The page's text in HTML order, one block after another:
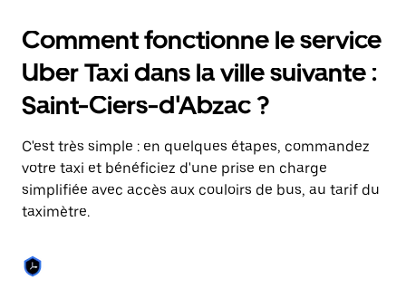
bas
pour
ouvrir
le
calendrier
et
une
date.
Appuyez
sur
la
pour
fermer
Comment fonctionne le service
Uber Taxi dans la ville suivante :
Saint-Ciers-d'Abzac ?
C'est très simple : en quelques étapes, commandez
votre taxi et bénéficiez d'une prise en charge
simplifiée avec accès aux couloirs de bus, au tarif du
taximètre.